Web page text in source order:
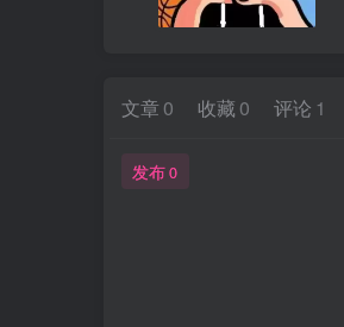
文章 0 收藏 0 评论 1
发布0